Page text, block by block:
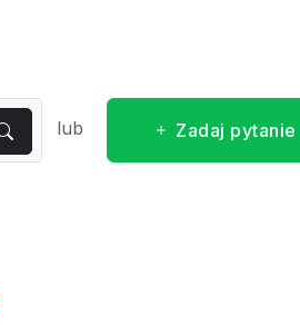
lub Zadaj pytanie